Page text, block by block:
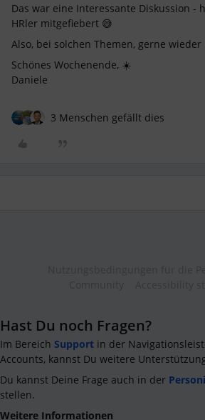
Das war eine Interessante Diskussion -
HRler mitgefiebert 😅
Also, bei solchen Themen, gerne wieder
Schönes Wochenende, ☀️
Daniele
3 Menschen gefällt dies
Hast Du noch Fragen?
Im Bereich Support in der
Accounts, kannst Du weitere
Du kannst Deine Frage auch in der
stellen.
Weitere Informationen